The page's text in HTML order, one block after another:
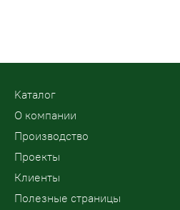
Kаталог
О компании
Производство
Проекты
Клиенты
Полезные страницы